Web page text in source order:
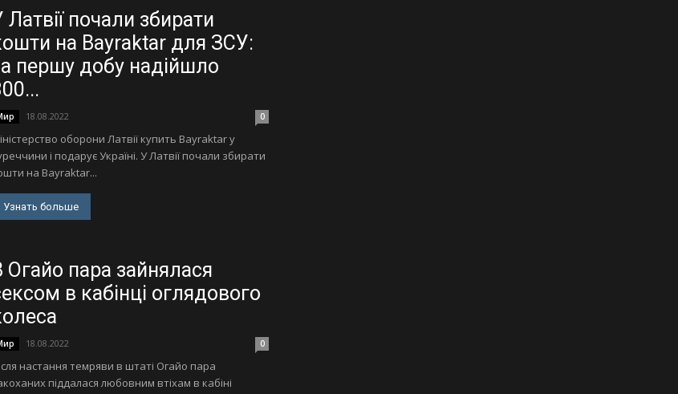
Латвії почали збирати
на Bayraktar для ЗСУ:
першу добу надійшло
18.08.2022 0
оборони Латвії купить Bayraktar у
і подарує Україні. У Латвії почали збирати
на Bayraktar...
Узнать больше
Огайо пара зайнялася
в кабінці оглядового
18.08.2022 0
настання темряви в штаті Огайо пара
піддалася любовним втіхам в кабіні